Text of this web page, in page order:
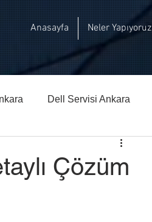
Anasayfa Neler Yapıyoruz
Dell Servisi Ankara
Çözüm